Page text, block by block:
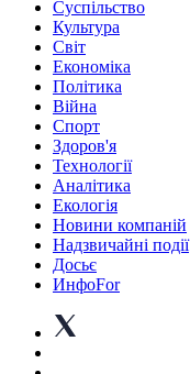
Суспiльство
Культура
Світ
Економіка
Політика
Війна
Спорт
Здоров'я
Технології
Аналітика
Екологія
Новини компаній
Надзвичайні події
Досьє
ИнфоFor